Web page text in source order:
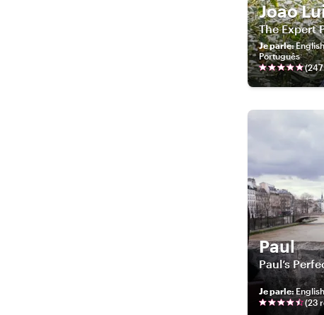
Joao
The Expert
Je parle:
Português
(247
Paul
Paul’s
Je parle:
(23